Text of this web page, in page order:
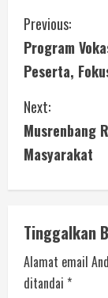
Previous:
Program
Peserta,
Next:
Musrenbang
Masyarakat
Tinggalkan
Alamat email
ditandai *